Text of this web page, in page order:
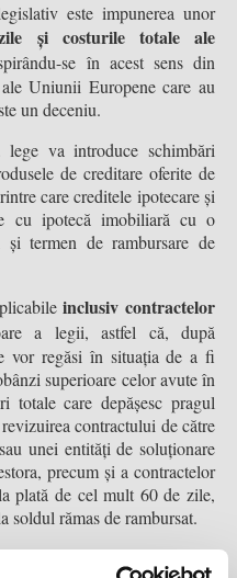
este impunerea unor
și costurile totale ale
se în acest sens din
Uniunii Europene care au
un deceniu.
va introduce schimbări
de creditare oferite de
care creditele ipotecare și
cu ipotecă imobiliară cu o
termen de rambursare de
inclusiv contractelor
a legii, astfel că, după
vor regăsi în situația de a fi
superioare celor avute în
totale care depășesc pragul
contractului de către
unei entități de soluționare
precum și a contractelor
plată de cel mult 60 de zile,
soldul rămas de rambursat.